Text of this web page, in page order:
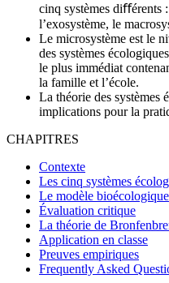
cinq systèmes diﬀérents
l’exosystème, le
Le microsystème est le
des systèmes
le plus immédiat
la famille et l’école.
La théorie des systèmes
implications pour la
CHAPITRES
Contexte
Les cinq systèmes
Le modèle bioécologique
Évaluation critique
La théorie de
Application en classe
Preuves empiriques
Frequently Asked